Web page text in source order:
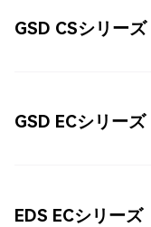
GSD CSシリーズ
GSD ECシリーズ
EDS ECシリーズ